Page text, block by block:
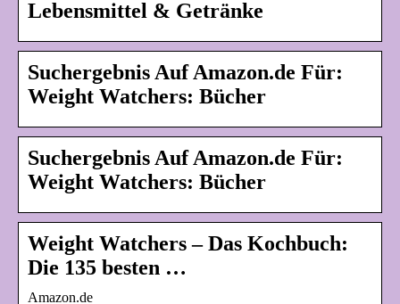
Lebensmittel & Getränke
Suchergebnis Auf Amazon.de Für:
Weight Watchers: Bücher
Suchergebnis Auf Amazon.de Für:
Weight Watchers: Bücher
Weight Watchers – Das Kochbuch:
Die 135 besten …
Amazon.de